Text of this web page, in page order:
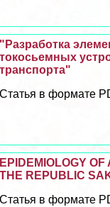
"Разработка
токосьемных
трaнcпорта"
Статья в формате
EPIDEMIOLOGY
THE REPUBLIC
Статья в формате